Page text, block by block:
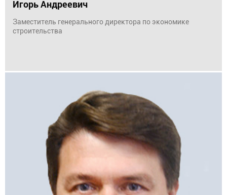
Игорь Андреевич
Заместитель генерального директора по экономике
строительства